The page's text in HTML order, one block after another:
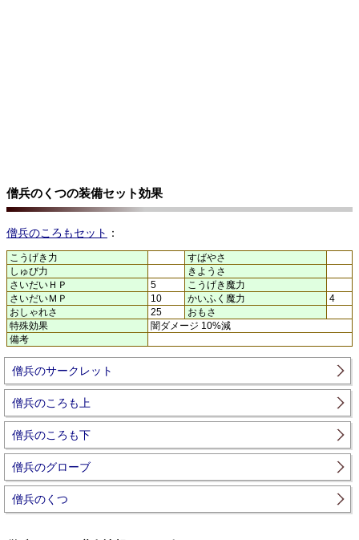
僧兵のくつの装備セット効果
僧兵のころもセット ：
こうげき力
すばやさ
しゅび力
きようさ
さいだいＨＰ
5
こうげき魔力
さいだいＭＰ
10 かいふく魔力
4
おしゃれさ
25
おもさ
特殊効果
闇ダメージ 10%減
備考
僧兵のサークレット
僧兵のころも上
僧兵のころも下
僧兵のグローブ
僧兵のくつ